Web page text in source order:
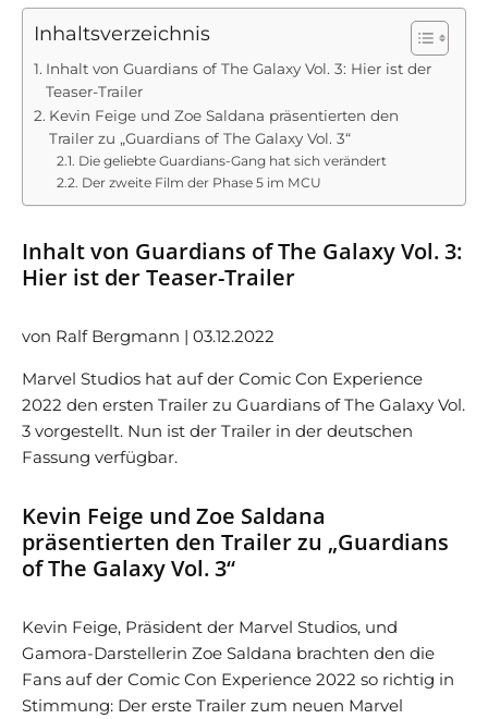
Inhaltsverzeichnis
Inhalt von Guardians of The Galaxy Vol. 3: Hier ist der
Teaser-Trailer
Kevin Feige und Zoe Saldana präsentierten den
Trailer zu „Guardians of The Galaxy Vol. 3“
Die geliebte Guardians-Gang hat sich verändert
Der zweite Film der Phase 5 im MCU
Inhalt von Guardians of The Galaxy Vol. 3:
Hier ist der Teaser-Trailer
von Ralf Bergmann | 03.12.2022
Marvel Studios hat auf der Comic Con Experience
2022 den ersten Trailer zu Guardians of The Galaxy Vol.
3 vorgestellt. Nun ist der Trailer in der deutschen
Fassung verfügbar.
Kevin Feige und Zoe Saldana
präsentierten den Trailer zu „Guardians
of The Galaxy Vol. 3“
Kevin Feige, Präsident der Marvel Studios, und
Gamora-Darstellerin Zoe Saldana brachten den die
Fans auf der Comic Con Experience 2022 so richtig in
Stimmung: Der erste Trailer zum neuen Marvel